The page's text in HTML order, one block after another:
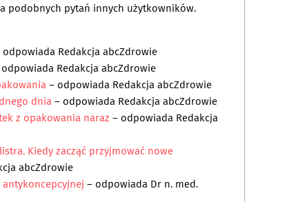
podobnych pytań innych użytkowników.
odpowiada Redakcja abcZdrowie
Redakcja abcZdrowie
– odpowiada Redakcja abcZdrowie
dnia– odpowiada Redakcja abcZdrowie
z opakowania naraz – odpowiada Redakcja
Kiedy zacząć przyjmować nowe
abcZdrowie
– odpowiada Dr n. med.